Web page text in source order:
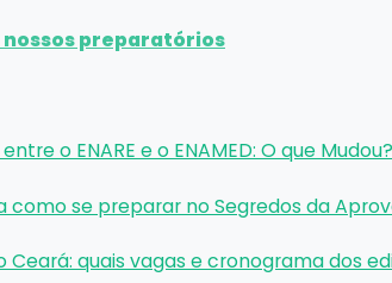
preparatórios
o ENARE e o ENAMED: O que
como se preparar no Segredos da
Ceará: quais vagas e cronograma dos